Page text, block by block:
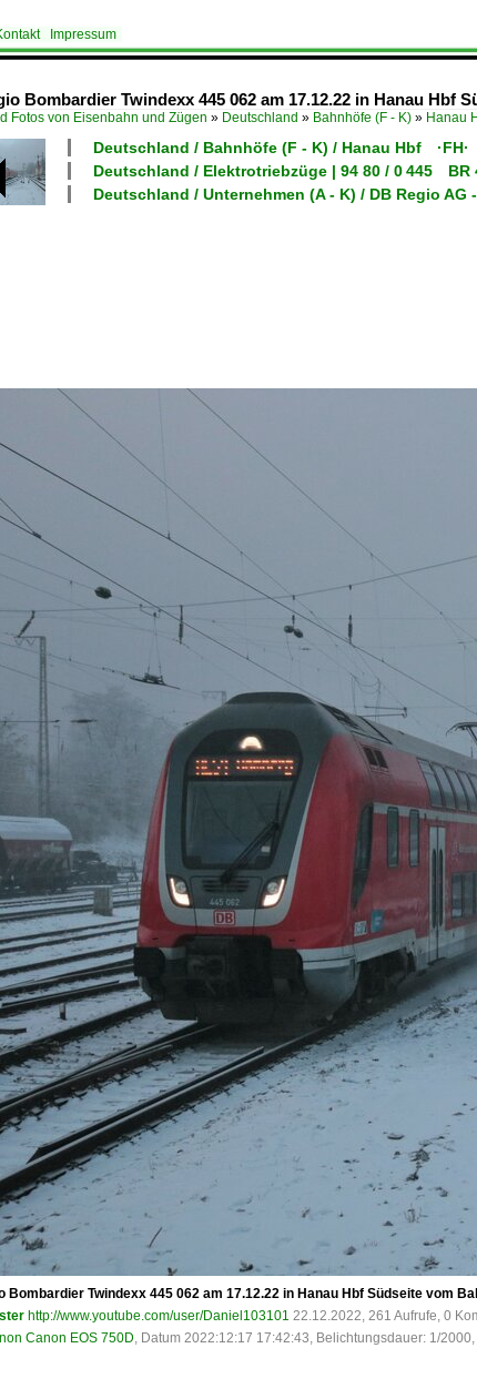
Impressum
Bombardier Twindexx 445 062 am 17.12.22 in Hanau Hbf
Fotos von Eisenbahn und Zügen » Deutschland » Bahnhöfe (F - K) » Hanau
Deutschland / Bahnhöfe (F - K) / Hanau Hbf ·FH·
Deutschland / Elektrotriebzüge | 94 80 / 0 445 BR
Deutschland / Unternehmen (A - K) / DB Regio AG
Bombardier Twindexx 445 062 am 17.12.22 in Hanau Hbf Südseite vom
http://www.youtube.com/user/Daniel103101 22.12.2022, 261 Aufrufe, 0
Canon EOS 750D, Datum 2022:12:17 17:42:43, Belichtungsdauer: 1/